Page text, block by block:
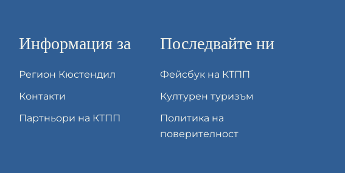
Информация за
Регион Кюстендил
Контакти
Партньори на КТПП
Последвайте ни
Фейсбук на КТПП
Културен туризъм
Политика на
поверителност